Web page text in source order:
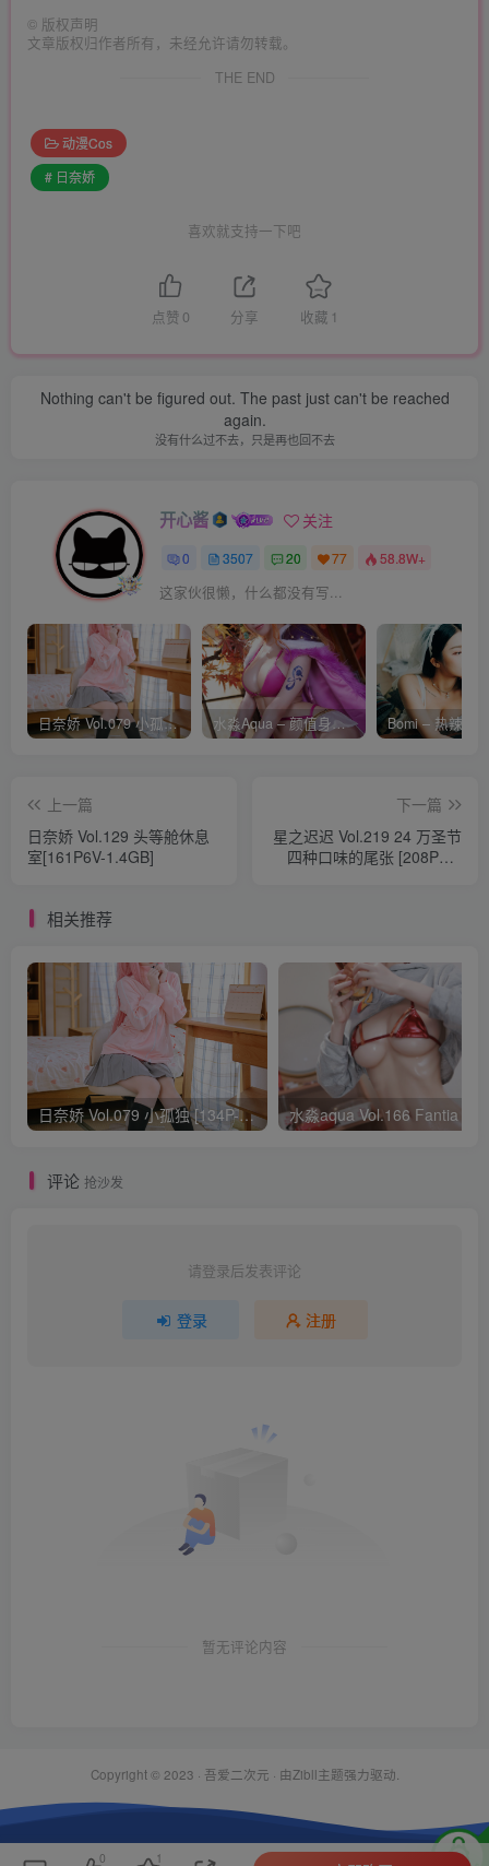
© 版权声明
文章版权归作者所有，未经允许请勿转载。
THE END
动漫Cos
# 日奈娇
喜欢就支持一下吧
点赞 0 分享 收藏 1
Nothing can't be figured out. The past just can't be reached
again.
没有什么过不去，只是再也回不去
开心酱 关注
0 3507 20 77 58.8W+
这家伙很懒，什么都没有写...
日奈娇 Vol.079 小孤独 [134P-1.84GB] 水淼Aqua – 颜值身材双在线 火爆日本 Cos写真作品合集
上一篇
日奈娇 Vol.129 头等舱休息
室[161P6V-1.4GB]
下一篇
星之迟迟 Vol.219 24 万圣节
四种口味的尾张 [208P2V-
相关推荐
日奈娇 Vol.079 小孤独 [134P-1.84GB]
评论 抢沙发
请登录后发表评论
登录 注册
暂无评论内容
Copyright © 2023 · 吾爱二次元 · 由Zibll主题强力驱动.
0 1